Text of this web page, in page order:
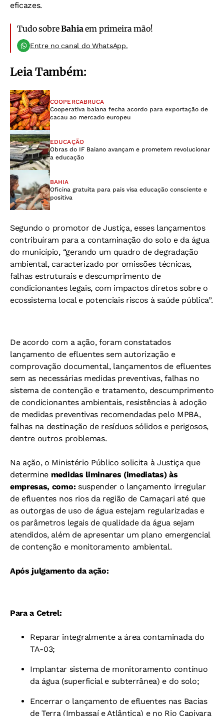
eficazes.
Tudo sobreBahiaem primeira mão!
Entre no canal do WhatsApp.
Leia Também:
COOPERCABRUCA
Cooperativa baiana fecha acordo para exportação de
cacau ao mercado europeu
EDUCAÇÃO
Obras do IF Baiano avançam e prometem revolucionar
a educação
BAHIA
Oficina gratuita para pais visa educação consciente e
positiva
Segundo o promotor de Justiça, esses lançamentos
contribuíram para a contaminação do solo e da água
do município, “gerando um quadro de degradação
ambiental, caracterizado por omissões técnicas,
falhas estruturais e descumprimento de
condicionantes legais, com impactos diretos sobre o
ecossistema local e potenciais riscos à saúde pública”.
De acordo com a ação, foram constatados
lançamento de efluentes sem autorização e
comprovação documental, lançamentos de efluentes
sem as necessárias medidas preventivas, falhas no
sistema de contenção e tratamento, descumprimento
de condicionantes ambientais, resistências à adoção
de medidas preventivas recomendadas pelo MPBA,
falhas na destinação de resíduos sólidos e perigosos,
dentre outros problemas.
Na ação, o Ministério Público solicita à Justiça que
determine medidas liminares (imediatas) às
empresas, como: suspender o lançamento irregular
de efluentes nos rios da região de Camaçari até que
as outorgas de uso de água estejam regularizadas e
os parâmetros legais de qualidade da água sejam
atendidos, além de apresentar um plano emergencial
de contenção e monitoramento ambiental.
Após julgamento da ação:
Para a Cetrel:
Reparar integralmente a área contaminada do
TA-03;
Implantar sistema de monitoramento contínuo
da água (superficial e subterrânea) e do solo;
Encerrar o lançamento de efluentes nas Bacias
de Terra (Imbassaí e Atlântica) e no Rio Capivara